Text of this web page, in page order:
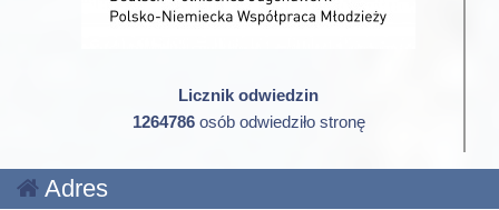
Licznik odwiedzin
1264786osób odwiedziło stronę
Adres